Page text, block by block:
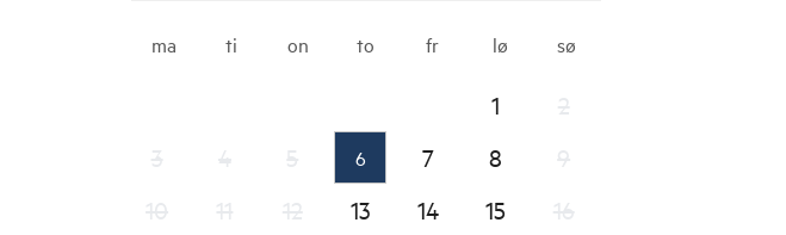
ma ti on to fr lø sø
1
6 7 8
13 14 15